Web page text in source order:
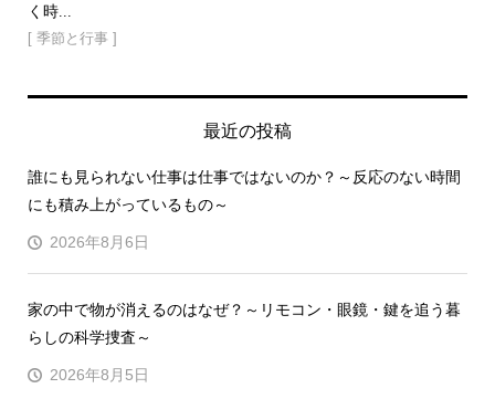
く時...
[ 季節と行事 ]
最近の投稿
誰にも見られない仕事は仕事ではないのか？～反応のない時間
にも積み上がっているもの～
2026年8月6日
家の中で物が消えるのはなぜ？～リモコン・眼鏡・鍵を追う暮
らしの科学捜査～
2026年8月5日